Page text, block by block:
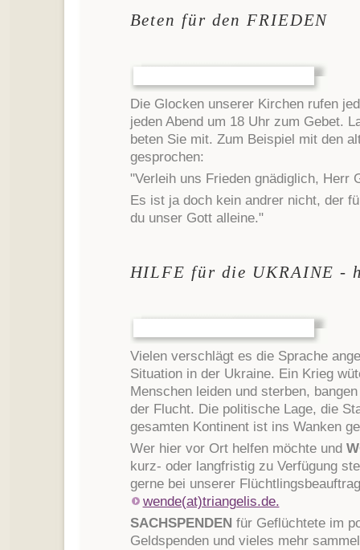
Beten für den FRIEDEN
Die Glocken unserer Kirchen rufen
jeden Abend um 18 Uhr zum Gebet.
beten Sie mit. Zum Beispiel mit den
gesprochen:
"Verleih uns Frieden gnädiglich, Herr
Es ist ja doch kein andrer nicht, der
du unser Gott alleine."
HILFE für die UKRAINE -
Vielen verschlägt es die Sprache
Situation in der Ukraine. Ein Krieg
Menschen leiden und sterben,
der Flucht. Die politische Lage, die
gesamten Kontinent ist ins Wanken
Wer hier vor Ort helfen möchte und
kurz- oder langfristig zu Verfügung
gerne bei unserer
wende(at)triangelis.de.
SACHSPENDEN für Geflüchtete im
Geldspenden und vieles mehr